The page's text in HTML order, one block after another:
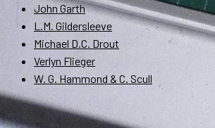
John Garth
L.M. Gildersleeve
Michael D.C. Drout
Verlyn Flieger
W. G. Hammond & C. Scull